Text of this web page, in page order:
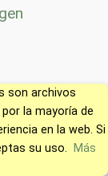
son archivos
la mayoría de
en la web. Si
su uso.
Más